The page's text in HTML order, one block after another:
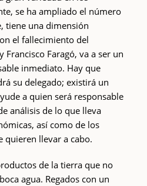
se ha ampliado el número
tiene una dimensión
el fallecimiento del
Francisco Faragó, va a ser un
inmediato. Hay que
su delegado; existirá un
a quien será responsable
análisis de lo que lleva
así como de los
quieren llevar a cabo.
de la tierra que no
agua. Regados con un